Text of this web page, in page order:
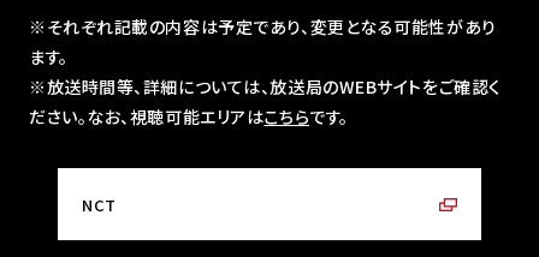
※それぞれ記載の内容は予定であり、変更となる可能性があり
ます。
※放送時間等、詳細については、放送局のWEBサイトをご確認く
ださい。なお、視聴可能エリアはこちらです。
NCT